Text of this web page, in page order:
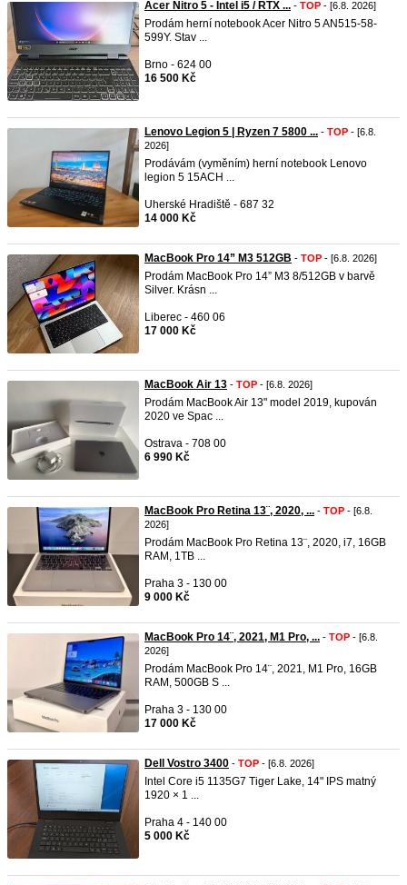
Acer Nitro 5 - Intel i5 / RTX ... - TOP - [6.8. 2026]
Prodám herní notebook Acer Nitro 5 AN515-58-
599Y. Stav ...
Brno - 624 00
16 500 Kč
Lenovo Legion 5 | Ryzen 7 5800 ... - TOP - [6.8.
2026]
Prodávám (vyměním) herní notebook Lenovo
legion 5 15ACH ...
Uherské Hradiště - 687 32
14 000 Kč
MacBook Pro 14” M3 512GB - TOP - [6.8. 2026]
Prodám MacBook Pro 14” M3 8/512GB v barvě
Silver. Krásn ...
Liberec - 460 06
17 000 Kč
MacBook Air 13 - TOP - [6.8. 2026]
Prodám MacBook Air 13" model 2019, kupován
2020 ve Spac ...
Ostrava - 708 00
6 990 Kč
MacBook Pro Retina 13¨, 2020, ... - TOP - [6.8.
2026]
Prodám MacBook Pro Retina 13¨, 2020, i7, 16GB
RAM, 1TB ...
Praha 3 - 130 00
9 000 Kč
MacBook Pro 14¨, 2021, M1 Pro, ... - TOP - [6.8.
2026]
Prodám MacBook Pro 14¨, 2021, M1 Pro, 16GB
RAM, 500GB S ...
Praha 3 - 130 00
17 000 Kč
Dell Vostro 3400 - TOP - [6.8. 2026]
Intel Core i5 1135G7 Tiger Lake, 14" IPS matný
1920 × 1 ...
Praha 4 - 140 00
5 000 Kč